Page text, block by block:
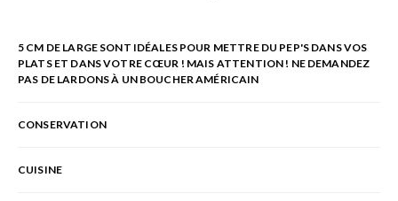
5 CM DE LARGE SONT IDÉALES POUR METTRE DU PEP'S DANS VOS
PLATS ET DANS VOTRE CŒUR ! MAIS ATTENTION ! NE DEMANDEZ
PAS DE LARDONS À UN BOUCHER AMÉRICAIN
CONSERVATION
CUISINE